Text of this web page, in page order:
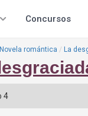
Concursos
Novela romántica La